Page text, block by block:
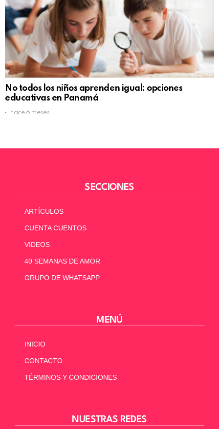
No todos los niños aprenden igual: opciones
educativas en Panamá
hace 6 meses
SECCIONES
ARTÍCULOS
CUENTA CUENTOS
VIDEOS
40 SEMANAS DE AMOR
GRUPO DE WHATSAPP
MENÚ
INICIO
CONTACTO
TÉRMINOS Y CONDICIONES
NUESTRAS REDES